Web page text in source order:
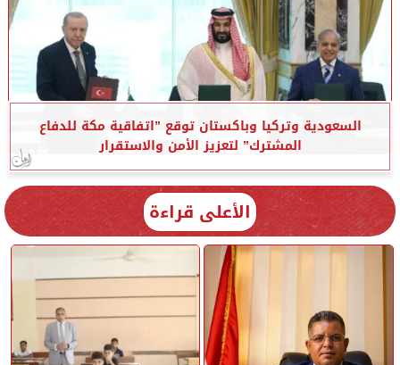
السعودية وتركيا وباكستان توقع ”اتفاقية مكة للدفاع
المشترك” لتعزيز الأمن والاستقرار
الأعلى قراءة